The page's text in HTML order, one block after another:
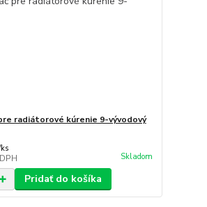
radiátorové kúrenie 9-vývodový
ks
Skladom
Pridať do košíka